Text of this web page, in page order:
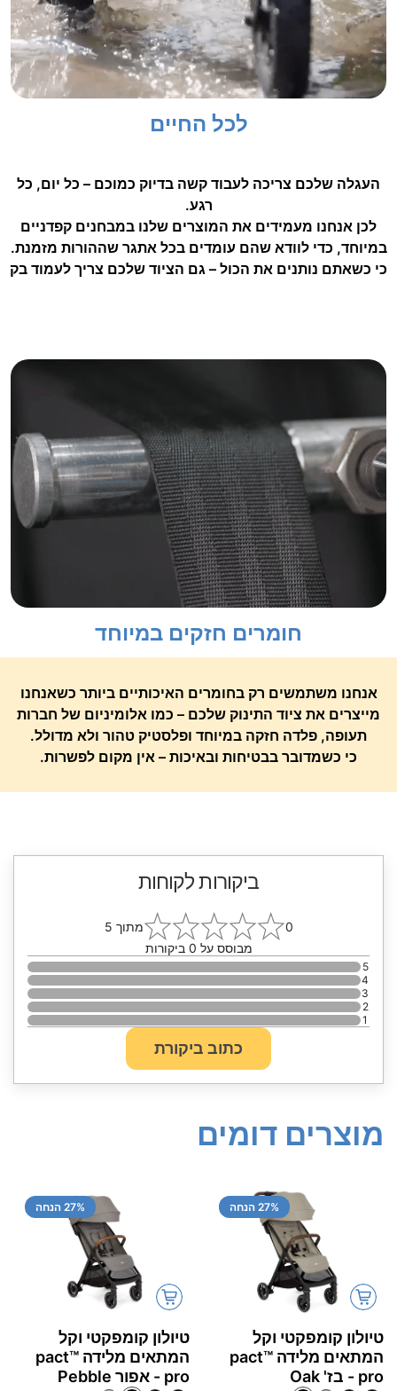
לכל החיים
העגלה שלכם צריכה לעבוד קשה בדיוק כמוכם – כל יום, כל
רגע.
לכן אנחנו מעמידים את המוצרים שלנו במבחנים קפדניים
במיוחד, כדי לוודא שהם עומדים בכל אתגר שההורות מזמנת.
כי כשאתם נותנים את הכול – גם הציוד שלכם צריך לעמוד בק
חומרים חזקים במיוחד
אנחנו משתמשים רק בחומרים האיכותיים ביותר כשאנחנו
מייצרים את ציוד התינוק שלכם – כמו אלומיניום של חברות
תעופה, פלדה חזקה במיוחד ופלסטיק טהור ולא מדולל.
כי כשמדובר בבטיחות ובאיכות – אין מקום לפשרות.
ביקורות לקוחות
0
מתוך 5
מבוסס על 0 ביקורות
5
4
3
2
1
כתוב ביקורת
מוצרים דומים
27% הנחה
טיולון קומפקטי וקל
המתאים מלידה pact™‎
pro - בז' Oak
27% הנחה
טיולון קומפקטי וקל
המתאים מלידה pact™‎
pro - אפור Pebble